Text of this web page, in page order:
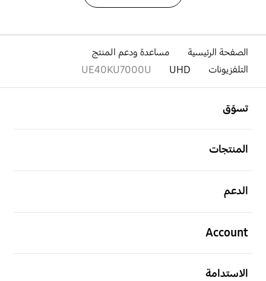
الصفحة الرئيسية
مساعدة ودعم المنتج
التلفزيونات
UHD
UE40KU7000U
تسوّق
المنتجات
الدعم
Account
الاستدامة